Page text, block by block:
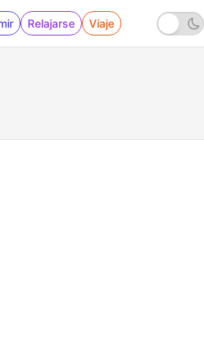
Relajarse Viaje